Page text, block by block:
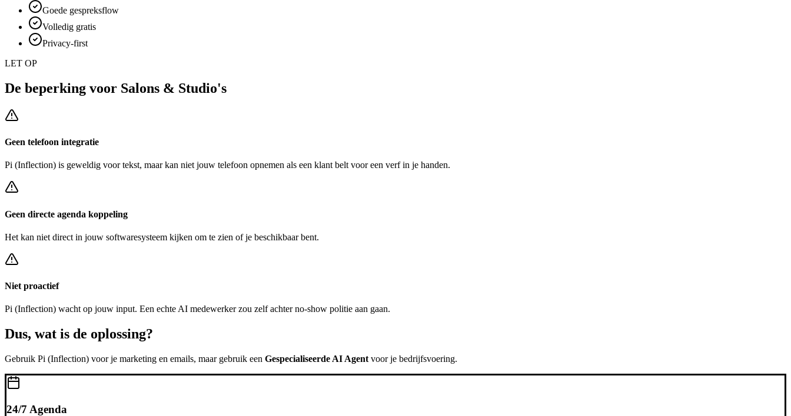
Goede gespreksflow
Volledig gratis
Privacy-first
LET OP
De beperking voor Salons & Studio's
Geen telefoon integratie
Pi (Inflection) is geweldig voor tekst, maar kan niet jouw telefoon opnemen als een klant belt voor een verf in je handen.
Geen directe agenda koppeling
Het kan niet direct in jouw softwaresysteem kijken om te zien of je beschikbaar bent.
Niet proactief
Pi (Inflection) wacht op jouw input. Een echte AI medewerker zou zelf achterno-show politie aan gaan.
Dus, wat is de oplossing?
Gebruik Pi (Inflection) voor je marketing en emails, maar gebruik een Gespecialiseerde AI Agent voor je bedrijfsvoering.
24/7 Agenda